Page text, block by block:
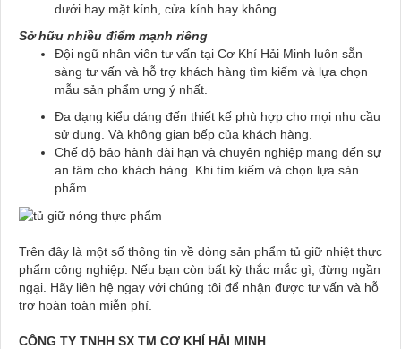
dưới hay mặt kính, cửa kính hay không.
Sở hữu nhiều điểm mạnh riêng
Đội ngũ nhân viên tư vấn tại Cơ Khí Hải Minh luôn sẵn
sàng tư vấn và hỗ trợ khách hàng tìm kiếm và lựa chọn
mẫu sản phẩm ưng ý nhất.
Đa dạng kiểu dáng đến thiết kế phù hợp cho mọi nhu cầu
sử dụng. Và không gian bếp của khách hàng.
Chế độ bảo hành dài hạn và chuyên nghiệp mang đến sự
an tâm cho khách hàng. Khi tìm kiếm và chọn lựa sản
phẩm.
Trên đây là một số thông tin về dòng sản phẩm tủ giữ nhiệt thực
phẩm công nghiệp. Nếu bạn còn bất kỳ thắc mắc gì, đừng ngần
ngại. Hãy liên hệ ngay với chúng tôi để nhận được tư vấn và hỗ
trợ hoàn toàn miễn phí.
CÔNG TY TNHH SX TM CƠ KHÍ HẢI MINH